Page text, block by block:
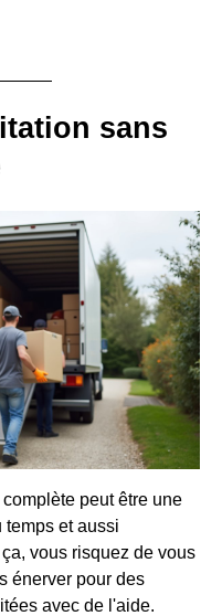
sans
peut être une
et aussi
vous risquez de vous
énerver pour des
avec de l'aide.